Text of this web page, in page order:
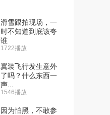
滑雪跟拍现场，一
时不知道到底该夸
谁
1722播放
翼装飞行发生意外
了吗？什么东西一
声...
1546播放
因为怕黑，不敢参